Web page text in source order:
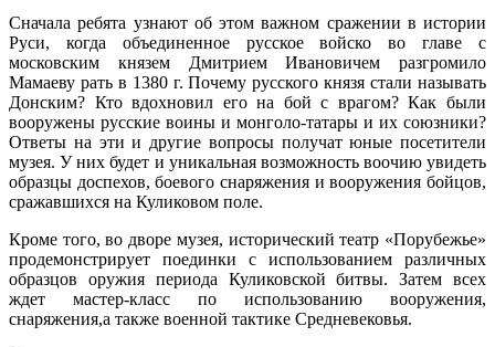
Сначала ребята узнают об этом важном сражении в истории
Руси, когда объединенное русское войско во главе с
московским князем Дмитрием Ивановичем разгромило
Мамаеву рать в 1380 г. Почему русского князя стали называть
Донским? Кто вдохновил его на бой с врагом? Как были
вооружены русские воины и монголо-татары и их союзники?
Ответы на эти и другие вопросы получат юные посетители
музея. У них будет и уникальная возможность воочию увидеть
образцы доспехов, боевого снаряжения и вооружения бойцов,
сражавшихся на Куликовом поле.
Кроме того, во дворе музея, исторический театр «Порубежье»
продемонстрирует поединки с использованием различных
образцов оружия периода Куликовской битвы. Затем всех
ждет мастер-класс по использованию вооружения,
снаряжения,а также военной тактике Средневековья.